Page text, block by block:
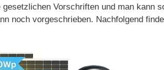
Vorschriften und man kann
noch vorgeschrieben. Nachfolgend